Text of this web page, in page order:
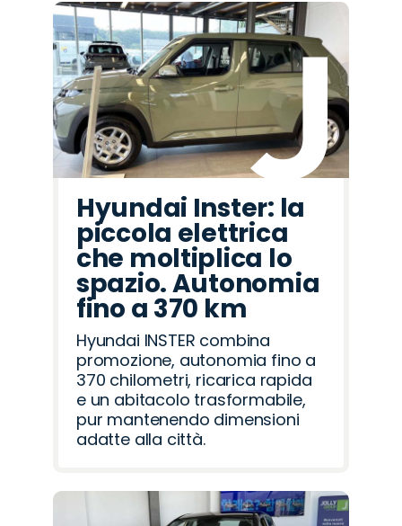
Hyundai Inster: la
piccola elettrica
che moltiplica lo
spazio. Autonomia
fino a 370 km
Hyundai INSTER combina
promozione, autonomia fino a
370 chilometri, ricarica rapida
e un abitacolo trasformabile,
pur mantenendo dimensioni
adatte alla città.